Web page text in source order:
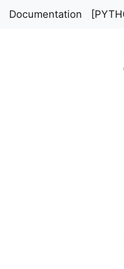
Documentation